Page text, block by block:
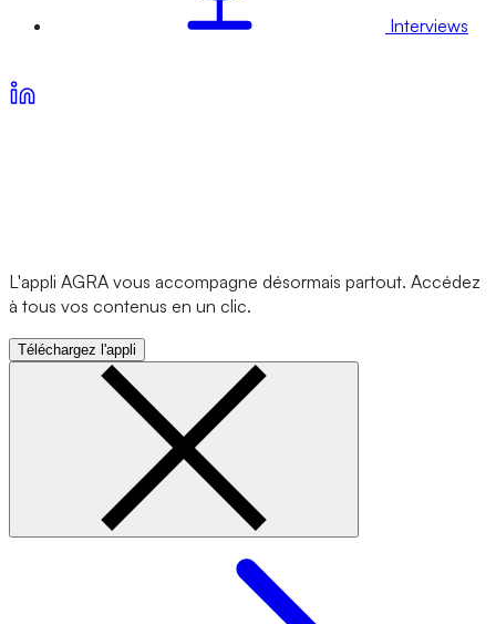
Interviews
L'appli AGRA vous accompagne désormais partout. Accédez
à tous vos contenus en un clic.
Téléchargez l'appli